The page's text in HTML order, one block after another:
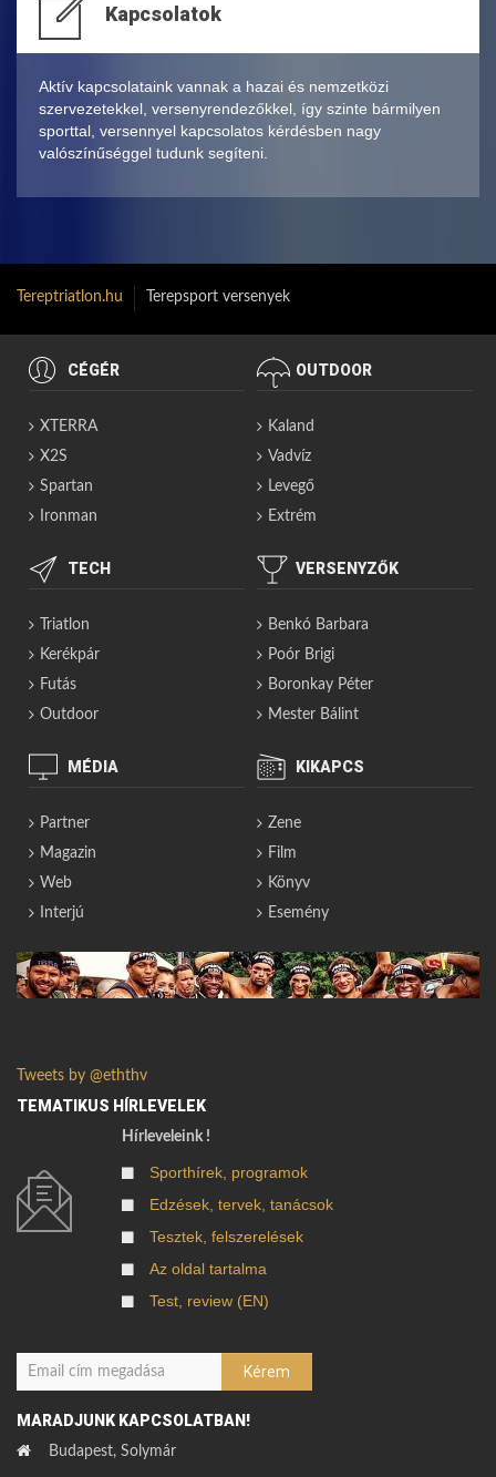
Kapcsolatok
Aktív kapcsolataink vannak a hazai és nemzetközi
szervezetekkel, versenyrendezőkkel, így szinte bármilyen
sporttal, versennyel kapcsolatos kérdésben nagy
valószínűséggel tudunk segíteni.
Tereptriatlon.hu Terepsport versenyek
CÉGÉR
XTERRA
X2S
Spartan
Ironman
OUTDOOR
Kaland
Vadvíz
Levegő
Extrém
TECH
Triatlon
Kerékpár
Futás
Outdoor
VERSENYZŐK
Benkó Barbara
Poór Brigi
Boronkay Péter
Mester Bálint
MÉDIA
Partner
Magazin
Web
Interjú
KIKAPCS
Zene
Film
Könyv
Esemény
Tweets by @eththv
TEMATIKUS HÍRLEVELEK
Hírleveleink !
Sporthírek, programok
Edzések, tervek, tanácsok
Tesztek, felszerelések
Az oldal tartalma
Test, review (EN)
MARADJUNK KAPCSOLATBAN!
Budapest, Solymár